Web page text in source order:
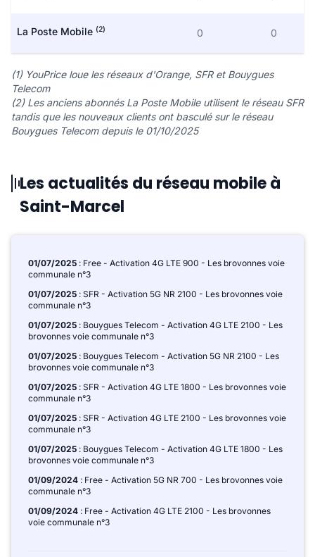
La Poste Mobile (2) 0 0
(1) YouPrice loue les réseaux d'Orange, SFR et Bouygues
Telecom
(2) Les anciens abonnés La Poste Mobile utilisent le réseau SFR
tandis que les nouveaux clients ont basculé sur le réseau
Bouygues Telecom depuis le 01/10/2025
Les actualités du réseau mobile à
Saint-Marcel
01/07/2025 : Free - Activation 4G LTE 900 - Les brovonnes voie
communale n°3
01/07/2025 : SFR - Activation 5G NR 2100 - Les brovonnes voie
communale n°3
01/07/2025 : Bouygues Telecom - Activation 4G LTE 2100 - Les
brovonnes voie communale n°3
01/07/2025 : Bouygues Telecom - Activation 5G NR 2100 - Les
brovonnes voie communale n°3
01/07/2025 : SFR - Activation 4G LTE 1800 - Les brovonnes voie
communale n°3
01/07/2025 : SFR - Activation 4G LTE 2100 - Les brovonnes voie
communale n°3
01/07/2025 : Bouygues Telecom - Activation 4G LTE 1800 - Les
brovonnes voie communale n°3
01/09/2024 : Free - Activation 5G NR 700 - Les brovonnes voie
communale n°3
01/09/2024 : Free - Activation 4G LTE 2100 - Les brovonnes
voie communale n°3